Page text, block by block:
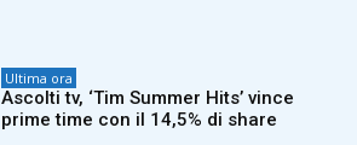
Ultima ora
Ascolti tv, ‘Tim Summer Hits’ vince
prime time con il 14,5% di share